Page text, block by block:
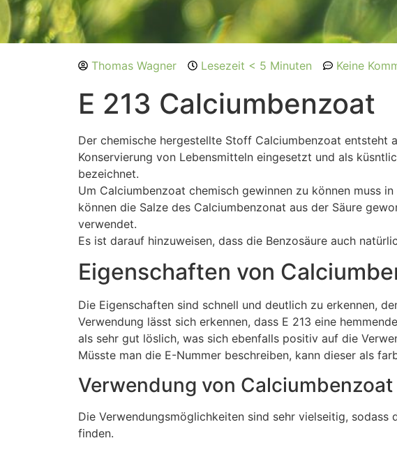
Thomas Wagner Lesezeit < 5 Minuten Keine
E 213 Calciumbenzoat
Der chemische hergestellte Stoff Calciumbenzoat entsteht
Konservierung von Lebensmitteln eingesetzt und als
bezeichnet.
Um Calciumbenzoat chemisch gewinnen zu können muss
können die Salze des Calciumbenzonat aus der Säure
verwendet.
Es ist darauf hinzuweisen, dass die Benzosäure auch
Eigenschaften von
Die Eigenschaften sind schnell und deutlich zu erkennen,
Verwendung lässt sich erkennen, dass E 213 eine
als sehr gut löslich, was sich ebenfalls positiv auf die
Müsste man die E-Nummer beschreiben, kann dieser als
Verwendung von Calciumbenzoat
Die Verwendungsmöglichkeiten sind sehr vielseitig,
finden.